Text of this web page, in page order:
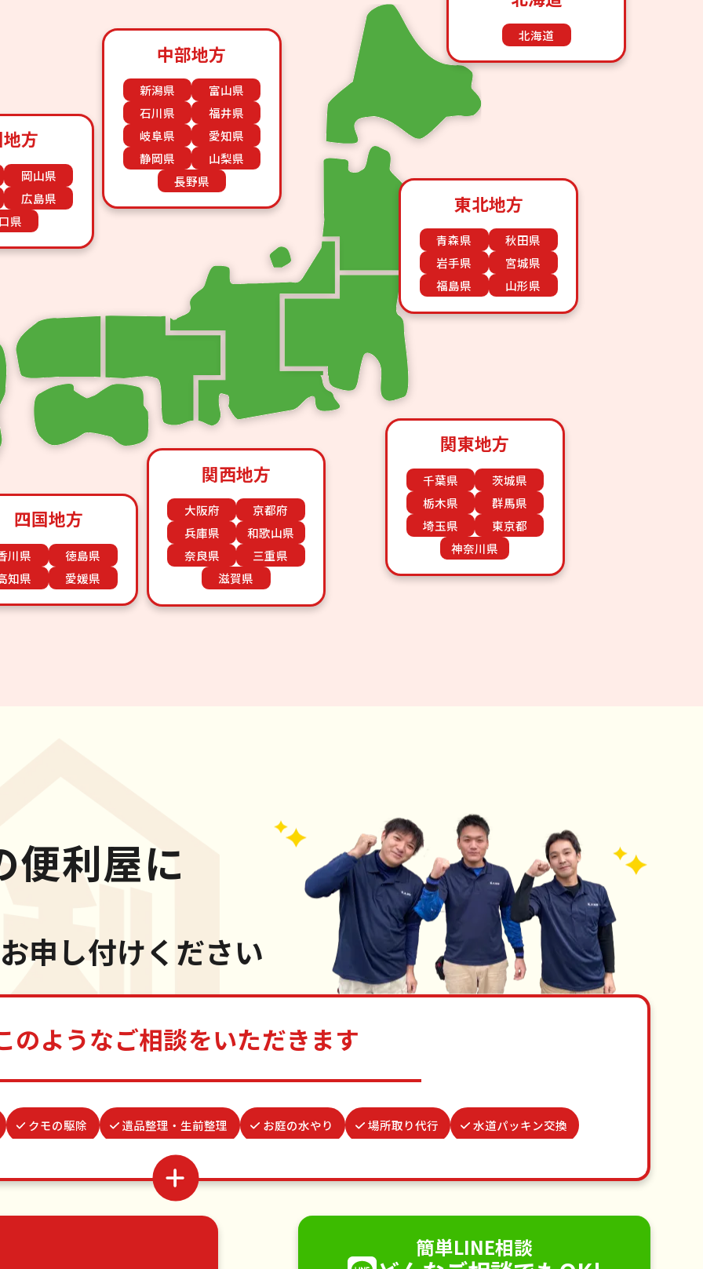
北海道
東北地方
青森県
秋田県
岩手県
宮城県
福島県
山形県
関東地方
千葉県
茨城県
栃木県
群馬県
埼玉県
東京都
神奈川県
中部地方
新潟県
富山県
石川県
福井県
岐阜県
愛知県
静岡県
山梨県
長野県
関西地方
大阪府
京都府
兵庫県
和歌山県
奈良県
三重県
滋賀県
四国地方
川県
徳島県
知県
愛媛県
方
岡山県
広島県
県
便利屋に
お申し付けください
のようなご相談をいただきます
クモの駆除 遺品整理・生前整理 お庭の水やり 場所取り代行 水道パッキン交換
物置解体
つた・ツルの撤去
植木の剪定 植木の伐採
簡単LINE相談